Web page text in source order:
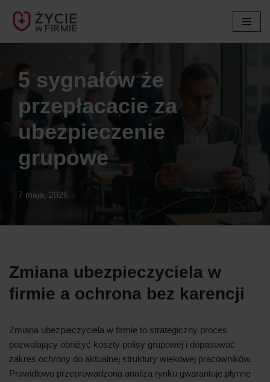
Przejdź
5 sygnałów że
przepłacacie za
ubezpieczenie
grupowe
7 maja, 2026
Zmiana ubezpieczyciela w
firmie a ochrona bez karencji
Zmiana ubezpieczyciela w firmie to strategiczny proces
pozwalający obniżyć koszty polisy grupowej i dopasować
zakres ochrony do aktualnej struktury wiekowej pracowników.
Prawidłowo przeprowadzona analiza rynku gwarantuje płynne